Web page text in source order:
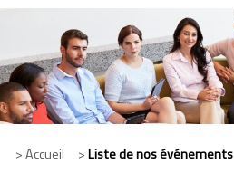
> Accueil >Liste de nos événements